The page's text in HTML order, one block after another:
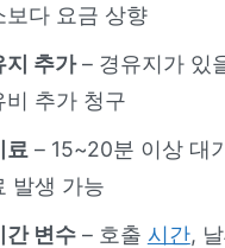
보다 요금 상향
지 추가– 경유지가 있
비 추가 청구
료 – 15~20분 이상 대
발생 가능
간 변수– 호출 시간,